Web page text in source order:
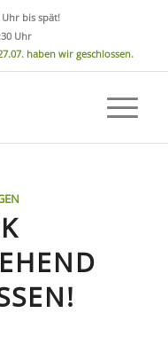
bis spät!
Uhr
haben wir geschlossen.